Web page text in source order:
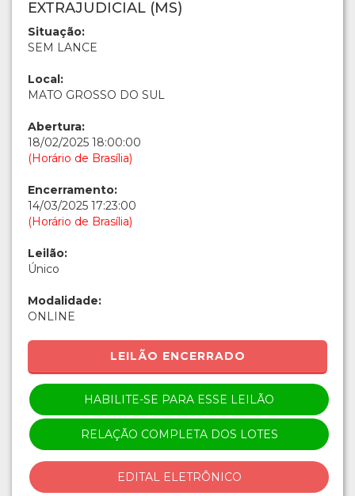
EXTRAJUDICIAL (MS)
Situação:
SEM LANCE
Local:
MATO GROSSO DO SUL
Abertura:
18/02/2025 18:00:00
(Horário de Brasília)
Encerramento:
14/03/2025 17:23:00
(Horário de Brasília)
Leilão:
Único
Modalidade:
ONLINE
LEILÃO ENCERRADO
HABILITE-SE PARA ESSE LEILÃO
RELAÇÃO COMPLETA DOS LOTES
EDITAL ELETRÔNICO